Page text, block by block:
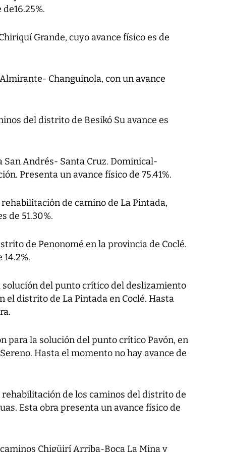
Grande, cuyo avance físico es de
Changuinola, con un avance
del distrito de Besikó Su avance es
Andrés- Santa Cruz. Dominical-
Presenta un avance físico de 75.41%.
de camino de La Pintada,
de 51.30%.
de Penonomé en la provincia de Coclé.
solución del punto crítico del deslizamiento
el distrito de La Pintada en Coclé. Hasta
para la solución del punto crítico Pavón, en
Hasta el momento no hay avance de
de los caminos del distrito de
Esta obra presenta un avance físico de
Chigüirí Arriba-Boca La Mina y